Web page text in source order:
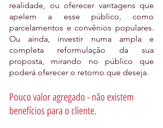
realidade, ou oferecer vantagens que
apelem a esse público, como
parcelamentos e convênios populares.
Ou ainda, investir numa ampla e
completa reformulação da sua
proposta, mirando no público que
poderá oferecer o retorno que deseja.
Pouco valor agregado - não existem
benefícios para o cliente.